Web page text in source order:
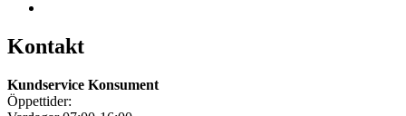
Kontakt
Kundservice Konsument
Öppettider: